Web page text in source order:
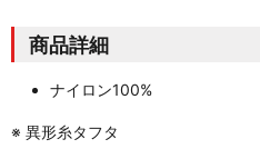
商品詳細
ナイロン100%
※ 異形糸タフタ